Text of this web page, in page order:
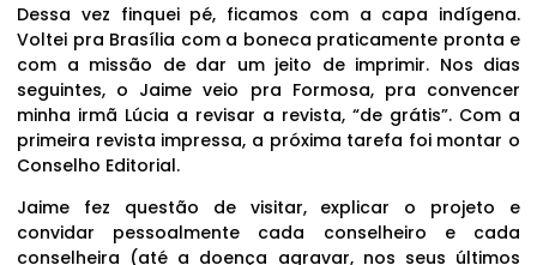
Dessa vez finquei pé, ficamos com a capa indígena.
Voltei pra Brasília com a boneca praticamente pronta e
com a missão de dar um jeito de imprimir. Nos dias
seguintes, o Jaime veio pra Formosa, pra convencer
minha irmã Lúcia a revisar a revista, “de grátis”. Com a
primeira revista impressa, a próxima tarefa foi montar o
Conselho Editorial.
Jaime fez questão de visitar, explicar o projeto e
convidar pessoalmente cada conselheiro e cada
conselheira (até a doença agravar, nos seus últimos